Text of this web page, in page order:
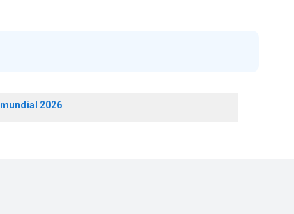
mundial 2026